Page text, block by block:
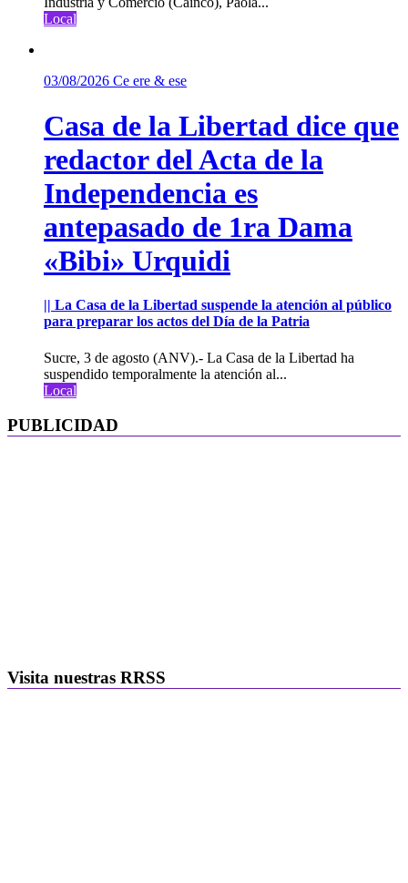
Local
03/08/2026 Ce ere & ese
Casa de la Libertad dice que
redactor del Acta de la
Independencia es
antepasado de 1ra Dama
«Bibi» Urquidi
|| La Casa de la Libertad suspende la atención al público
para preparar los actos del Día de la Patria
Sucre, 3 de agosto (ANV).- La Casa de la Libertad ha
suspendido temporalmente la atención al...
Local
PUBLICIDAD
Visita nuestras RRSS